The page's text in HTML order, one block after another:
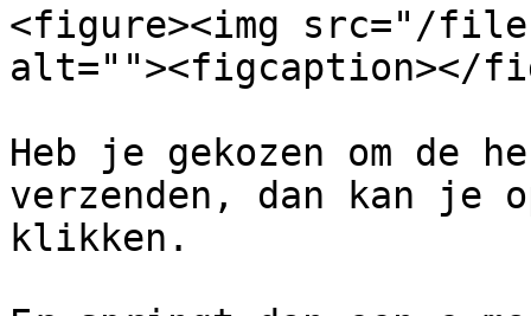
<figure><img src="/files/
alt=""><figcaption></
Heb je gekozen om de
verzenden, dan kan je
klikken.